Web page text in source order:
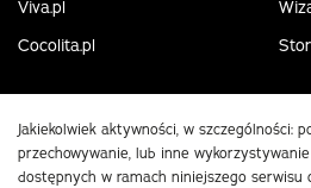
Viva.pl
Cocolita.pl
Jakiekolwiek aktywności, w szczególności:
przechowywanie, lub inne
dostępnych w ramach niniejszego serwisu